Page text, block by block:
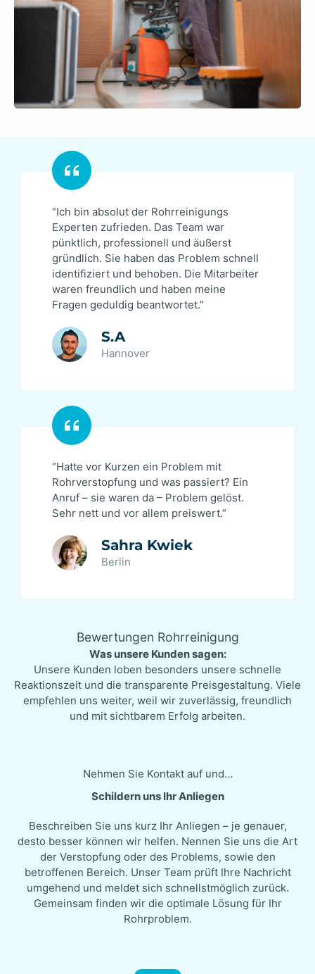
“Ich bin absolut der Rohrreinigungs
Experten zufrieden. Das Team war
pünktlich, professionell und äußerst
gründlich. Sie haben das Problem schnell
identifiziert und behoben. Die Mitarbeiter
waren freundlich und haben meine
Fragen geduldig beantwortet.”
S.A
Hannover
“Hatte vor Kurzen ein Problem mit
Rohrverstopfung und was passiert? Ein
Anruf – sie waren da – Problem gelöst.
Sehr nett und vor allem preiswert.”
Sahra Kwiek
Berlin
Bewertungen Rohrreinigung
Was unsere Kunden sagen:
Unsere Kunden loben besonders unsere schnelle
Reaktionszeit und die transparente Preisgestaltung. Viele
empfehlen uns weiter, weil wir zuverlässig, freundlich
und mit sichtbarem Erfolg arbeiten.
Nehmen Sie Kontakt auf und…
Schildern uns Ihr Anliegen
Beschreiben Sie uns kurz Ihr Anliegen – je genauer,
desto besser können wir helfen. Nennen Sie uns die Art
der Verstopfung oder des Problems, sowie den
betroffenen Bereich. Unser Team prüft Ihre Nachricht
umgehend und meldet sich schnellstmöglich zurück.
Gemeinsam finden wir die optimale Lösung für Ihr
Rohrproblem.